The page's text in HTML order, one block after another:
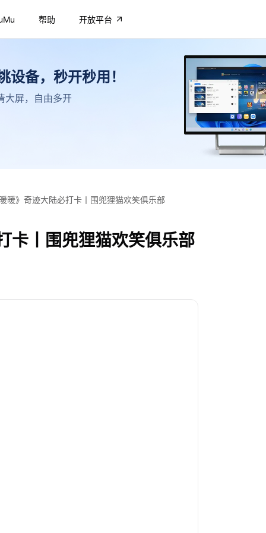
帮助 开放平台
备，秒开秒用！
大屏，自由多开
暖》奇迹大陆必打卡丨围兜狸猫欢笑俱乐部
卡丨围兜狸猫欢笑俱乐部